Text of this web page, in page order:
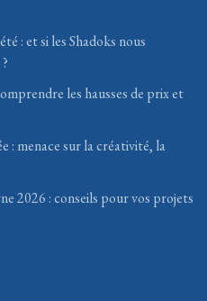
: et si les Shadoks nous
les hausses de prix et
: menace sur la créativité, la
2026 : conseils pour vos projets